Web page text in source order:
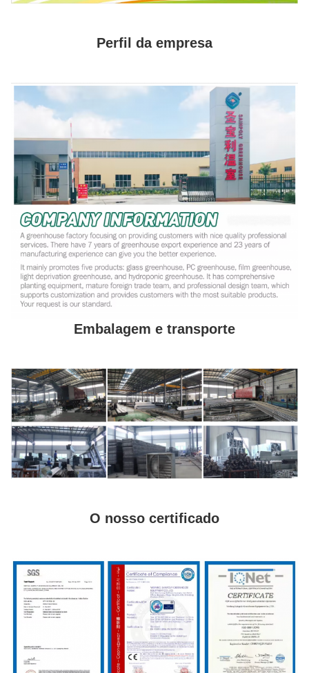
Perfil da empresa
Embalagem e transporte
O nosso certificado